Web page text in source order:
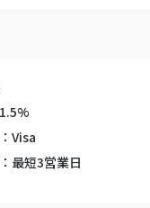
Visa
最短3営業日